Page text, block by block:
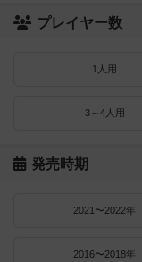
プレイヤー数
1人用
3～4人用
発売時期
2021〜2022年
2016〜2018年